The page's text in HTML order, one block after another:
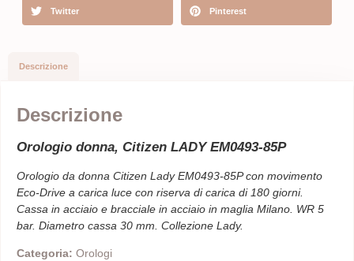
Twitter Pinterest
Descrizione
Descrizione
Orologio donna, Citizen LADY EM0493-85P
Orologio da donna Citizen Lady EM0493-85P con movimento
Eco-Drive a carica luce con riserva di carica di 180 giorni.
Cassa in acciaio e bracciale in acciaio in maglia Milano. WR 5
bar. Diametro cassa 30 mm. Collezione Lady.
Categoria: Orologi